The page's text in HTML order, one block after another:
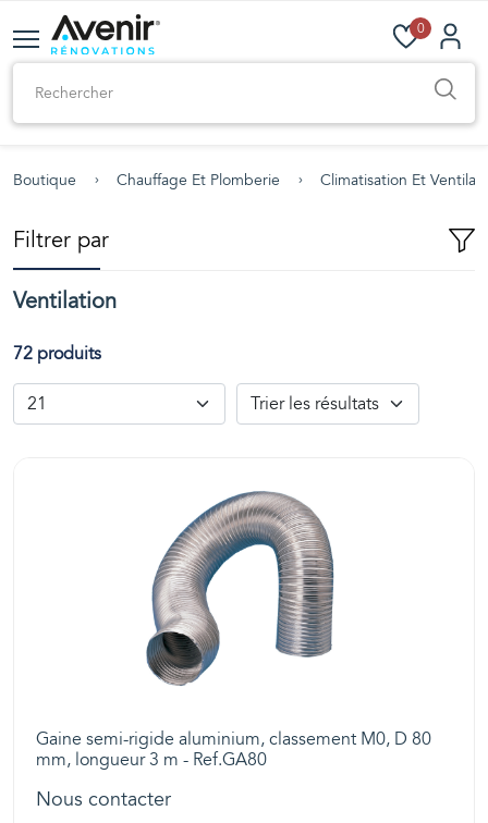
0
Boutique Chauffage Et Plomberie Climatisation Et
Filtrer par
Ventilation
72 produits
Gaine semi-rigide aluminium, classement M0, D 80
mm, longueur 3 m - Ref.GA80
Nous contacter